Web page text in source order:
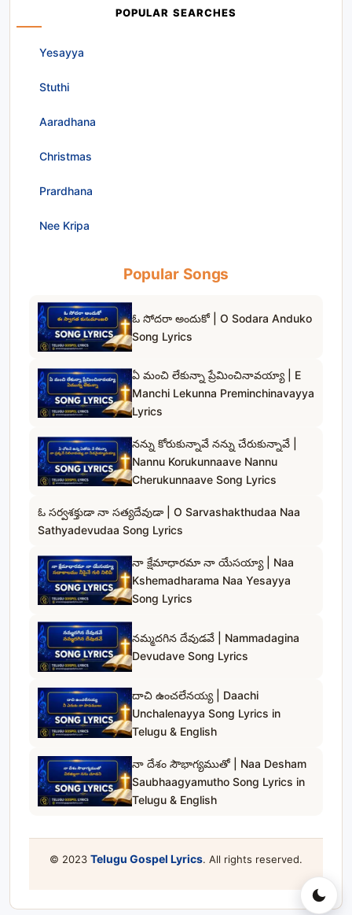
POPULAR SEARCHES
Yesayya
Stuthi
Aaradhana
Christmas
Prardhana
Nee Kripa
Popular Songs
ఓ సోదరా అందుకో | O Sodara Anduko
Song Lyrics
ఏ మంచి లేకున్నా ప్రేమించినావయ్యా | E
Manchi Lekunna Preminchinavayya
Lyrics
నన్ను కోరుకున్నావే నన్ను చేరుకున్నావే |
Nannu Korukunnaave Nannu
Cherukunnaave Song Lyrics
ఓ సర్వశక్తుడా నా సత్యదేవుడా | O Sarvashakthudaa Naa
Sathyadevudaa Song Lyrics
నా క్షేమాధారమా నా యేసయ్యా | Naa
Kshemadharama Naa Yesayya
Song Lyrics
నమ్మదగిన దేవుడవే | Nammadagina
Devudave Song Lyrics
దాచి ఉంచలేనయ్య | Daachi
Unchalenayya Song Lyrics in
Telugu & English
నా దేశం సౌభాగ్యముతో | Naa Desham
Saubhaagyamutho Song Lyrics in
Telugu & English
© 2023 Telugu Gospel Lyrics. All rights reserved.